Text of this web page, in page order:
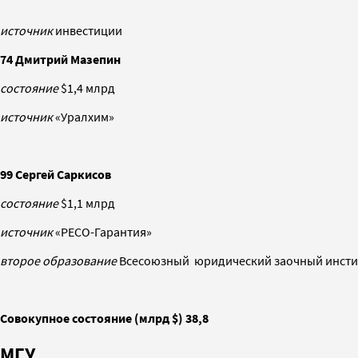
источникинвестиции
74 Дмитрий Мазепин
состояние$1,4 млрд
источник«Уралхим»
99 Сергей Саркисов
состояние$1,1 млрд
источник«РЕСО-Гарантия»
второе образованиеВсесоюзный юридический заочный
Совокупное состояние (млрд $) 38,8